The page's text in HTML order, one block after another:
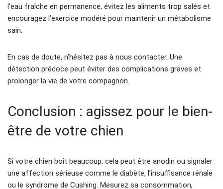
l’eau fraîche en permanence, évitez les aliments trop salés et
encouragez l’exercice modéré pour maintenir un métabolisme
sain.
En cas de doute, n’hésitez pas à nous contacter. Une
détection précoce peut éviter des complications graves et
prolonger la vie de votre compagnon.
Conclusion : agissez pour le bien-
être de votre chien
Si votre chien boit beaucoup, cela peut être anodin ou signaler
une affection sérieuse comme le diabète, l’insuffisance rénale
ou le syndrome de Cushing. Mesurez sa consommation,